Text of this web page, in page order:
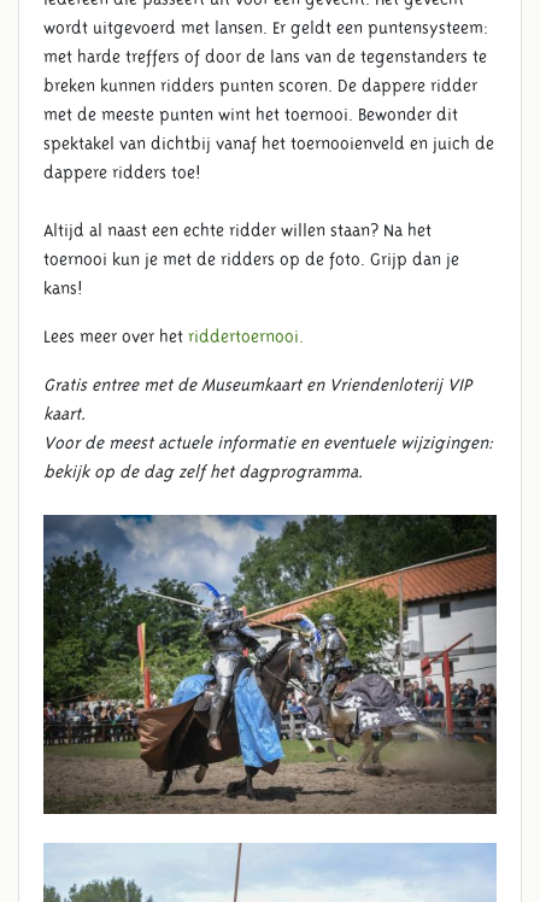
wordt uitgevoerd met lansen. Er geldt een puntensysteem:
met harde treffers of door de lans van de tegenstanders te
breken kunnen ridders punten scoren. De dappere ridder
met de meeste punten wint het toernooi. Bewonder dit
spektakel van dichtbij vanaf het toernooienveld en juich de
dappere ridders toe!
Altijd al naast een echte ridder willen staan? Na het
toernooi kun je met de ridders op de foto. Grijp dan je
kans!
Lees meer over het riddertoernooi.
Gratis entree met de Museumkaart en Vriendenloterij VIP
kaart.
Voor de meest actuele informatie en eventuele wijzigingen:
bekijk op de dag zelf het dagprogramma.